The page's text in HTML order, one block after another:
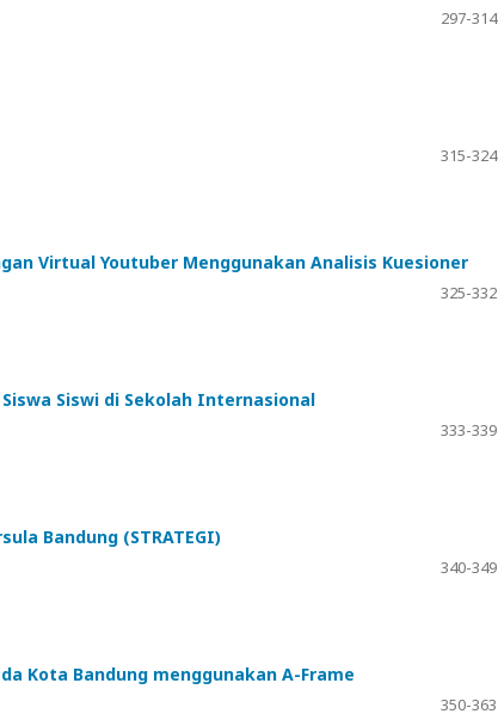
297-314
315-324
Virtual Youtuber Menggunakan Analisis Kuesioner
325-332
Siswi di Sekolah Internasional
333-339
Bandung (STRATEGI)
340-349
Kota Bandung menggunakan A-Frame
350-363